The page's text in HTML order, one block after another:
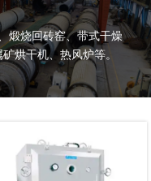
煅烧回砖窑、带式干燥
烘干机、热风炉等。